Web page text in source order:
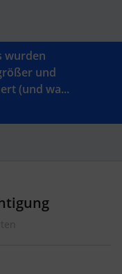
wurden
und
(und wa...